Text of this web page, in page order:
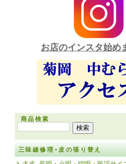
お店のインスタ始め
商品検索
三味線修理-皮の張り替え